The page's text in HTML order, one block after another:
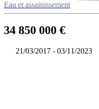
Eau et assainissement
34 850 000 €
21/03/2017 - 03/11/2023